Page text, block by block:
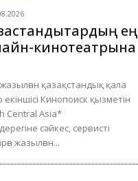
ең
кинотеатрына
қазақстандық қала
Кинопоиск қызметін
Central Asia*
сәйкес, сервисті
жазылған...